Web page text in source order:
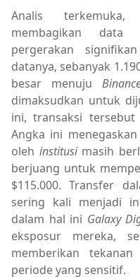
Analis
membagikan data
pergerakan
datanya, sebanyak
besar menuju
dimaksudkan untuk
ini, transaksi
Angka ini
oleh institusimasih
berjuang untuk
$115.000. Transfer
sering kali menjadi
dalam hal ini Galaxy
eksposur mereka,
memberikan
periode yang sensitif.